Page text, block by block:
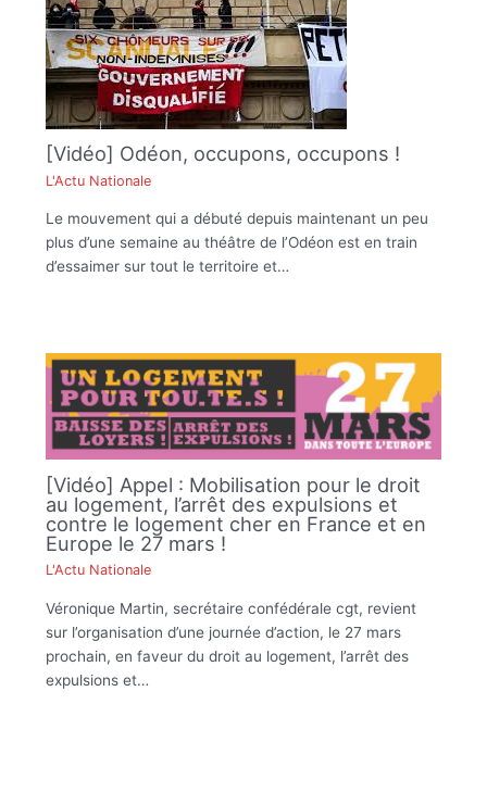
[Vidéo] Odéon, occupons, occupons !
L'Actu Nationale
Le mouvement qui a débuté depuis maintenant un peu
plus d’une semaine au théâtre de l’Odéon est en train
d’essaimer sur tout le territoire et…
[Vidéo] Appel : Mobilisation pour le droit
au logement, l’arrêt des expulsions et
contre le logement cher en France et en
Europe le 27 mars !
L'Actu Nationale
Véronique Martin, secrétaire confédérale cgt, revient
sur l’organisation d’une journée d’action, le 27 mars
prochain, en faveur du droit au logement, l’arrêt des
expulsions et…